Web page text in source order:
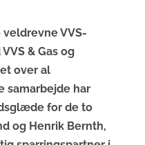
VVS-
& Gas og
over al
samarbejde har
for de to
og Henrik Bernth,